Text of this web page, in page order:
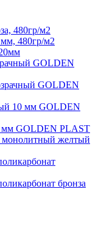
480гр/м2
480гр/м2
GOLDEN
GOLDEN
10 мм GOLDEN
мм GOLDEN PLAST
желтый
бронза